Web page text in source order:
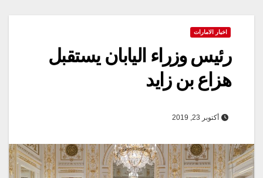
اخبار الامارات
رئيس وزراء اليابان يستقبل
هزاع بن زايد
أكتوبر 23, 2019